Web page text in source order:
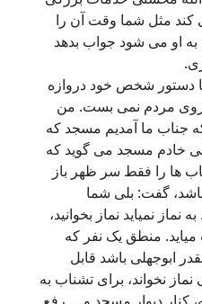
شما وقت آن را
شود جواب بدهد
شخص خود دروازه
نمی بست. من
آمدیم مسجد که
مسجد می گوید که
فقط سر ظهر باز
بلی شما
نماز بخوانید،
یک نفر که
باشد قابل
برای تشناب به